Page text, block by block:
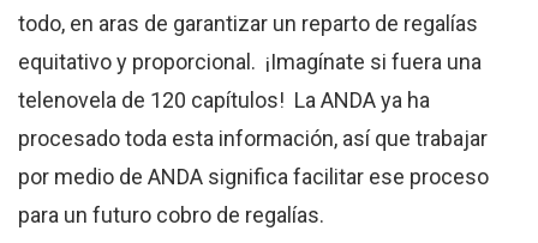
todo, en aras de garantizar un reparto de regalías
equitativo y proporcional. ¡Imagínate si fuera una
telenovela de 120 capítulos! La ANDA ya ha
procesado toda esta información, así que trabajar
por medio de ANDA significa facilitar ese proceso
para un futuro cobro de regalías.